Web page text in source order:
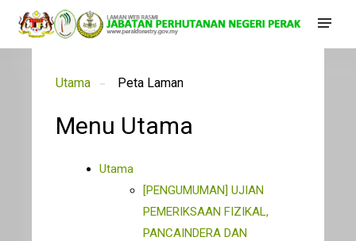
Utama Peta Laman
Menu Utama
Utama
[PENGUMUMAN] UJIAN
PEMERIKSAAN FIZIKAL,
PANCAINDERA DAN